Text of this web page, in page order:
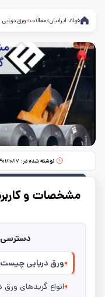
فولاد ایرانیان مقالات ورق
نوشته شده در: ۱۴۰۱/۱۰/
مشخصات و
دسترسی
ورق دریایی
انواع گریدهای ورق